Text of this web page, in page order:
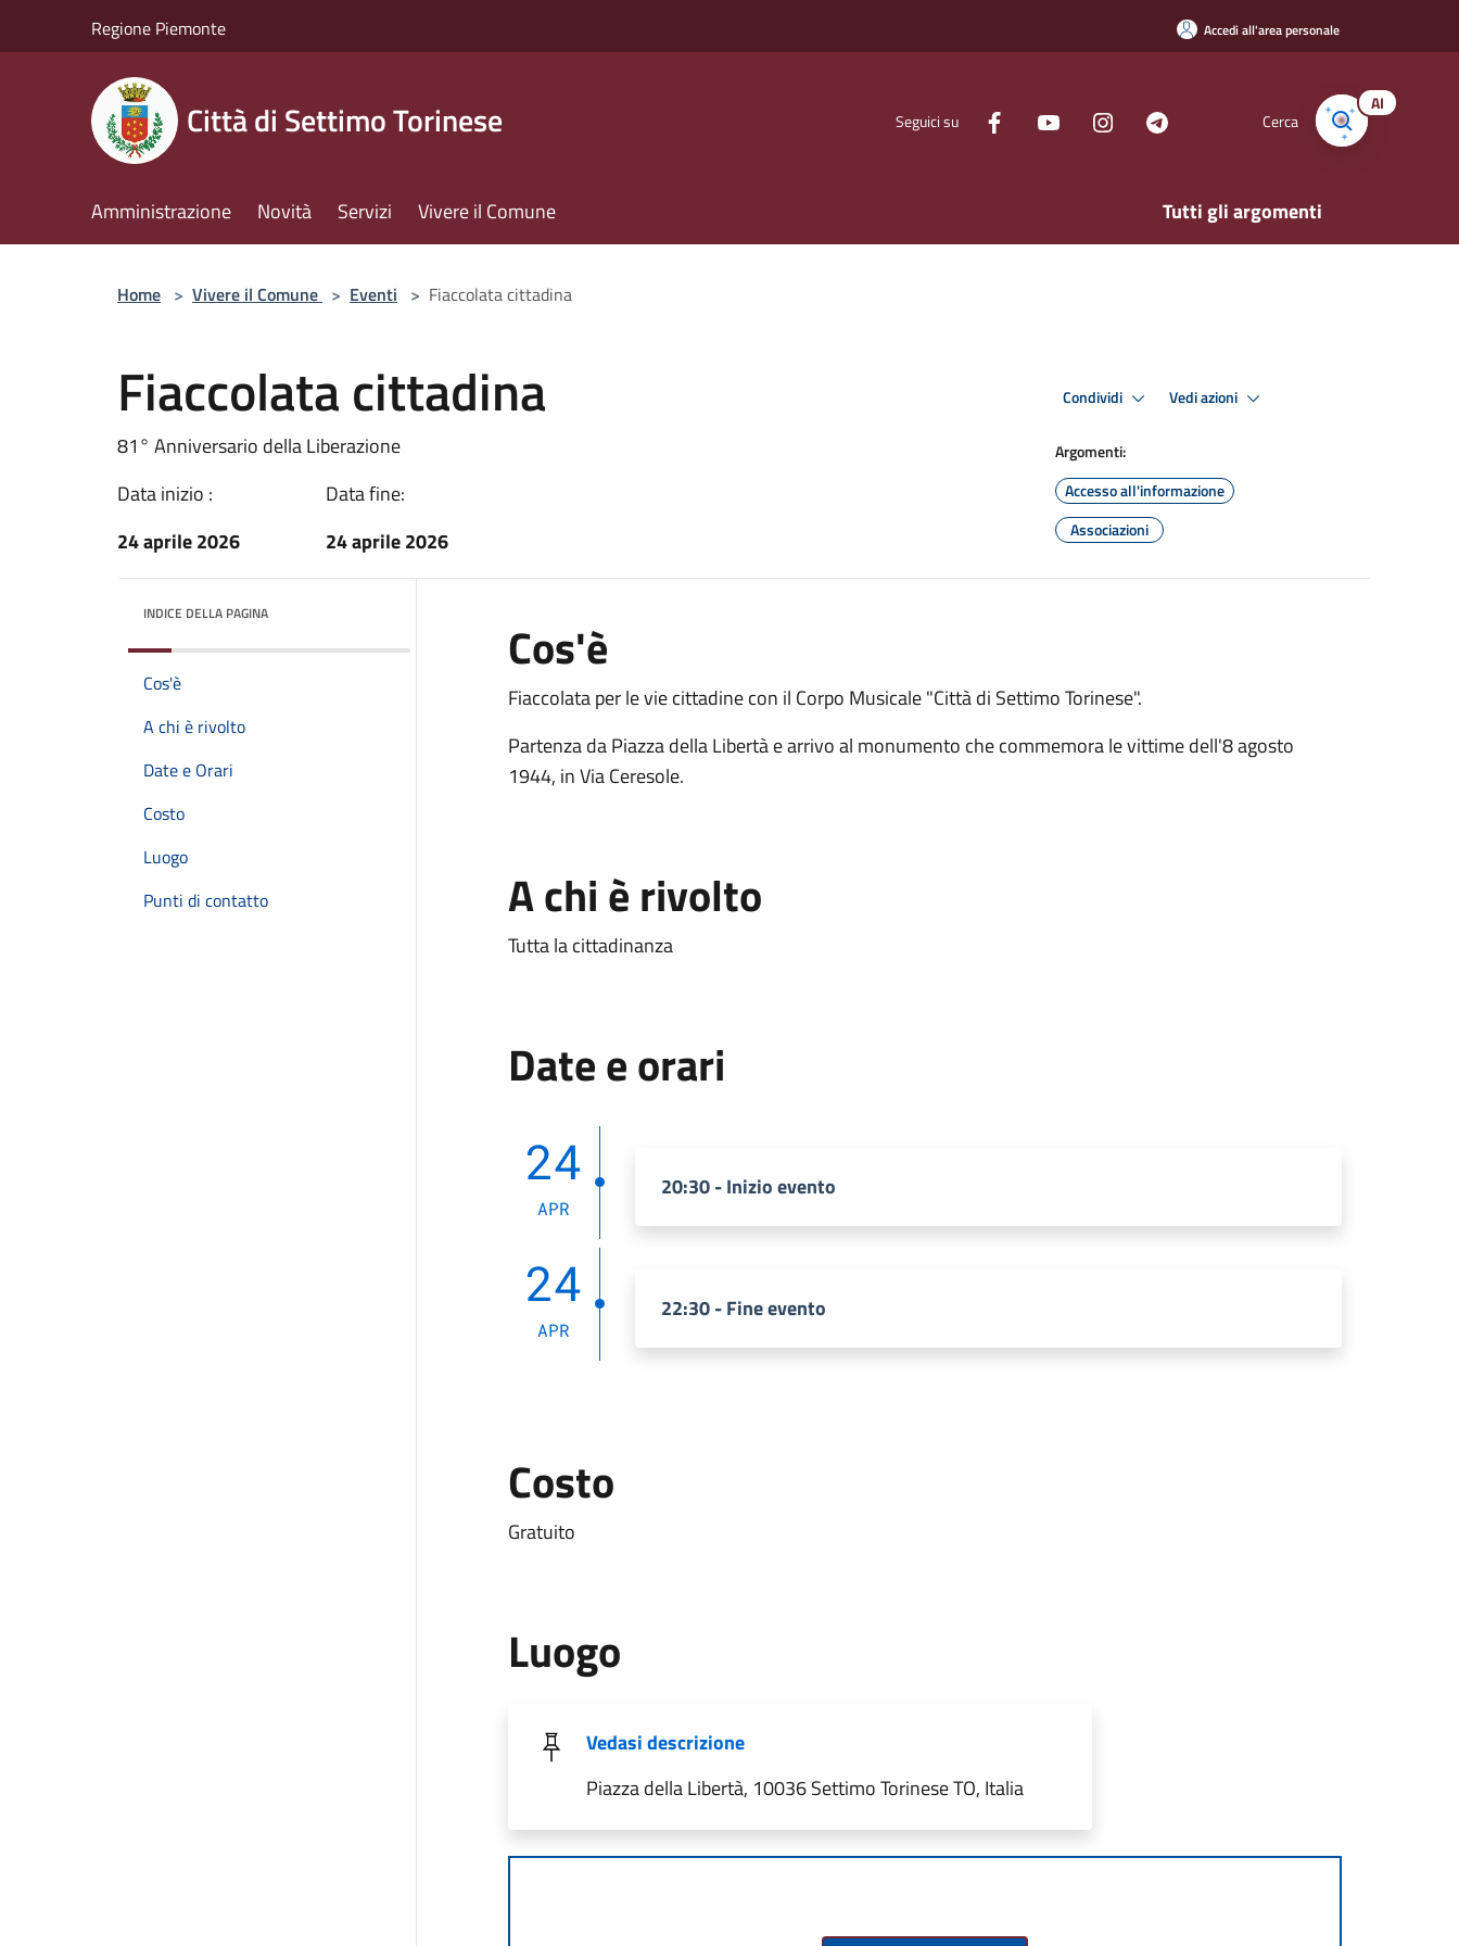
Regione Piemonte Accedi all'area personale
Città di Settimo Torinese Seguici su Cerca
AI
Amministrazione Novità Servizi Vivere il Comune Tutti gli argomenti
Home > Vivere il Comune > Eventi > Fiaccolata cittadina
Fiaccolata cittadina
81° Anniversario della Liberazione
Data inizio :
24 aprile 2026
Data fine:
24 aprile 2026
Condividi Vedi azioni
Argomenti:
Accesso all'informazione
Associazioni
INDICE DELLA PAGINA
Cos'è
A chi è rivolto
Date e Orari
Costo
Luogo
Punti di contatto
Cos'è
Fiaccolata per le vie cittadine con il Corpo Musicale "Città di Settimo Torinese".
Partenza da Piazza della Libertà e arrivo al monumento che commemora le vittime dell'8 agosto
1944, in Via Ceresole.
A chi è rivolto
Tutta la cittadinanza
Date e orari
24
APR
20:30 - Inizio evento
24
APR
22:30 - Fine evento
Costo
Gratuito
Luogo
Vedasi descrizione
Piazza della Libertà, 10036 Settimo Torinese TO, Italia